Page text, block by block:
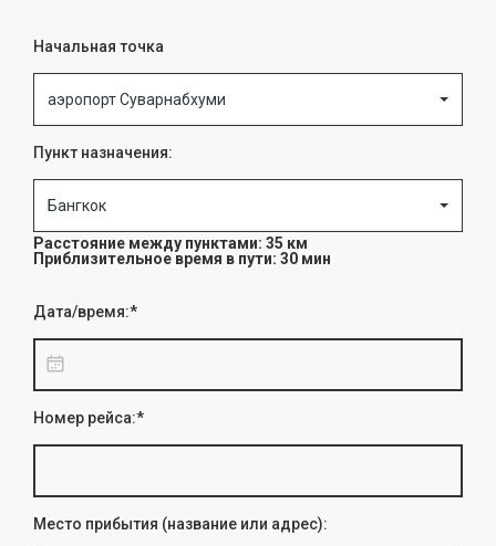
Начальная точка
аэропорт Суварнабхуми
Пункт назначения:
Бангкок
Расстояние между пунктами: 35 км
Приблизительное время в пути: 30 мин
Дата/время:*
Номер рейса:*
Место прибытия (название или адрес):